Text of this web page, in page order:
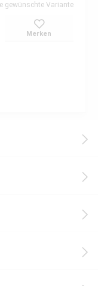
gewünschte Variante
Merken